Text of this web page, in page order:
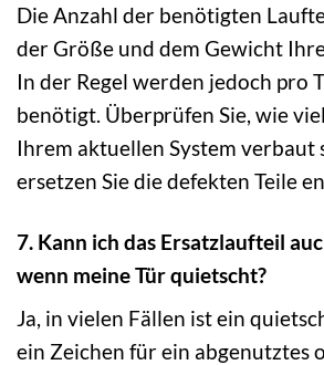
Die Anzahl der benötigten
der Größe und dem Gewicht
In der Regel werden jedoch pro
benötigt. Überprüfen Sie, wie
Ihrem aktuellen System verbaut
ersetzen Sie die defekten Teile
7. Kann ich das Ersatzlaufteil
wenn meine Tür quietscht?
Ja, in vielen Fällen ist ein
ein Zeichen für ein abgenutztes